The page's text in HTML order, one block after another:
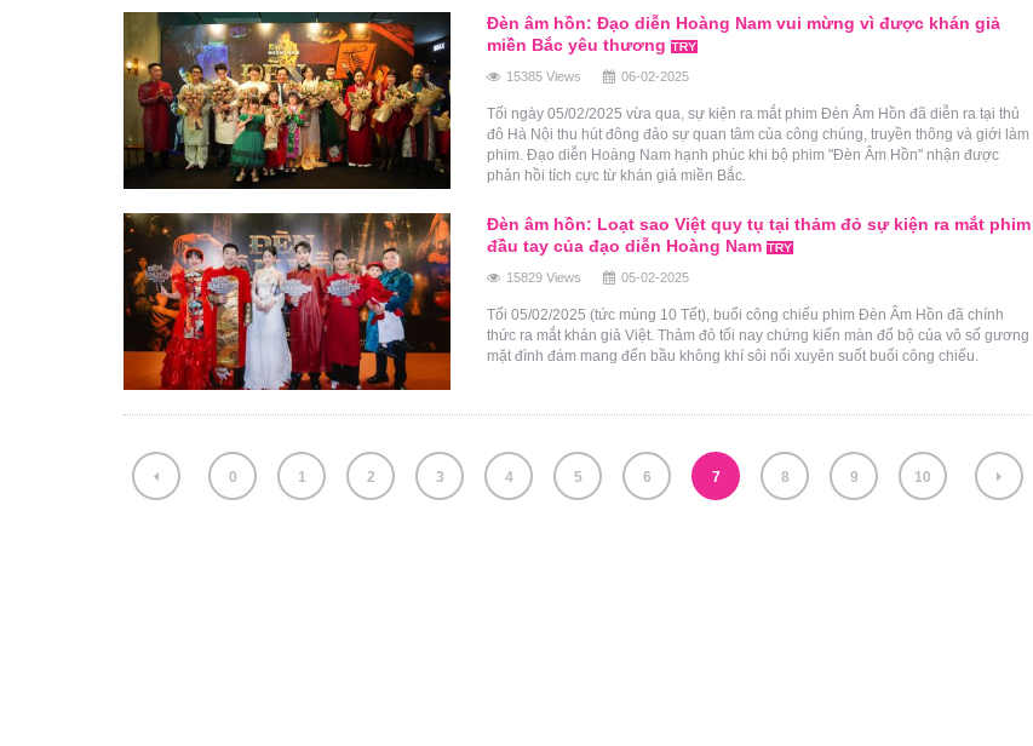
Đèn âm hồn: Đạo diễn Hoàng Nam vui mừng vì được khán giả
miền Bắc yêu thương
15385 Views 06-02-2025
Tối ngày 05/02/2025 vừa qua, sự kiện ra mắt phim Đèn Âm Hồn đã diễn ra tại thủ
đô Hà Nội thu hút đông đảo sự quan tâm của công chúng, truyền thông và giới làm
phim. Đạo diễn Hoàng Nam hạnh phúc khi bộ phim "Đèn Âm Hồn" nhận được
phản hồi tích cực từ khán giả miền Bắc.
Đèn âm hồn: Loạt sao Việt quy tụ tại thảm đỏ sự kiện ra mắt phim
đầu tay của đạo diễn Hoàng Nam
15829 Views 05-02-2025
Tối 05/02/2025 (tức mùng 10 Tết), buổi công chiếu phim Đèn Âm Hồn đã chính
thức ra mắt khán giả Việt. Thảm đỏ tối nay chứng kiến màn đổ bộ của vô số gương
mặt đình đám mang đến bầu không khí sôi nổi xuyên suốt buổi công chiếu.
0 1 2 3 4 5 6 7 8 9 10